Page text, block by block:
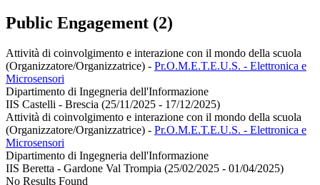
Public Engagement (2)
Attività di coinvolgimento e interazione con il mondo della scuola
(Organizzatore/Organizzatrice) - Pr.O.M.E.T.E.U.S. - Elettronica e
Microsensori
Dipartimento di Ingegneria dell'Informazione
IIS Castelli - Brescia (25/11/2025 - 17/12/2025)
Attività di coinvolgimento e interazione con il mondo della scuola
(Organizzatore/Organizzatrice) - Pr.O.M.E.T.E.U.S. - Elettronica e
Microsensori
Dipartimento di Ingegneria dell'Informazione
IIS Beretta - Gardone Val Trompia (25/02/2025 - 01/04/2025)
No Results Found